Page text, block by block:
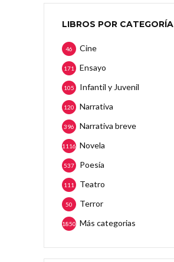
LIBROS POR CATEGORÍA
Cine
46
Ensayo
171
Infantil y Juvenil
105
Narrativa
120
Narrativa breve
396
Novela
1116
Poesía
537
Teatro
111
Terror
50
Más categorias
1850